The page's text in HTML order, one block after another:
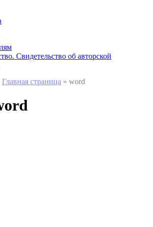
Свидетельство об авторской
Главная страница » word